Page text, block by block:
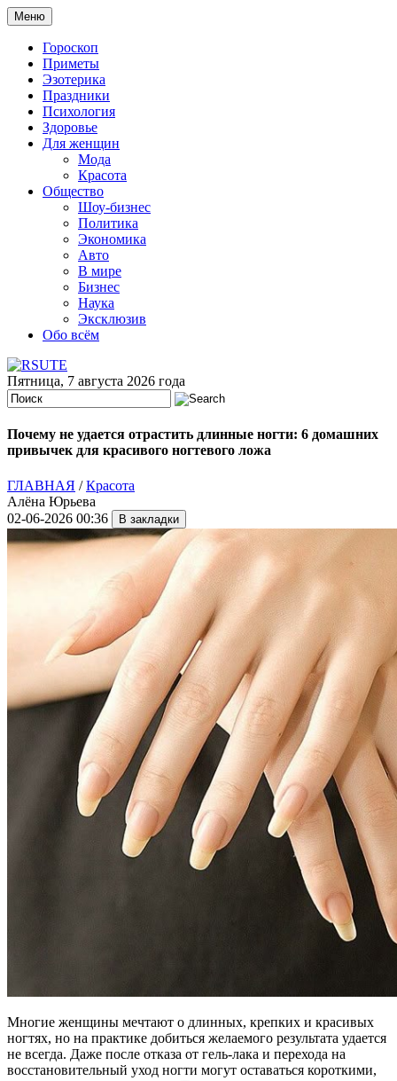
Меню
Гороскоп
Приметы
Эзотерика
Праздники
Психология
Здоровье
Для женщин
Мода
Красота
Общество
Шоу-бизнес
Политика
Экономика
Авто
В мире
Бизнес
Наука
Эксклюзив
Обо всём
Пятница, 7 августа 2026 года
Почему не удается отрастить длинные ногти: 6 домашних
привычек для красивого ногтевого ложа
ГЛАВНАЯ /Красота
Алёна Юрьева
02-06-2026 00:36
Многие женщины мечтают о длинных, крепких и красивых
ногтях, но на практике добиться желаемого результата удается
не всегда. Даже после отказа от гель-лака и перехода на
восстановительный уход ногти могут оставаться короткими,